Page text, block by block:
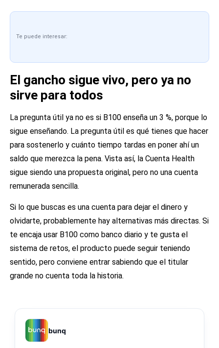
Te puede interesar:
El gancho sigue vivo, pero ya no
sirve para todos
La pregunta útil ya no es si B100 enseña un 3 %, porque lo
sigue enseñando. La pregunta útil es qué tienes que hacer
para sostenerlo y cuánto tiempo tardas en poner ahí un
saldo que merezca la pena. Vista así, la Cuenta Health
sigue siendo una propuesta original, pero no una cuenta
remunerada sencilla.
Si lo que buscas es una cuenta para dejar el dinero y
olvidarte, probablemente hay alternativas más directas. Si
te encaja usar B100 como banco diario y te gusta el
sistema de retos, el producto puede seguir teniendo
sentido, pero conviene entrar sabiendo que el titular
grande no cuenta toda la historia.
bunq